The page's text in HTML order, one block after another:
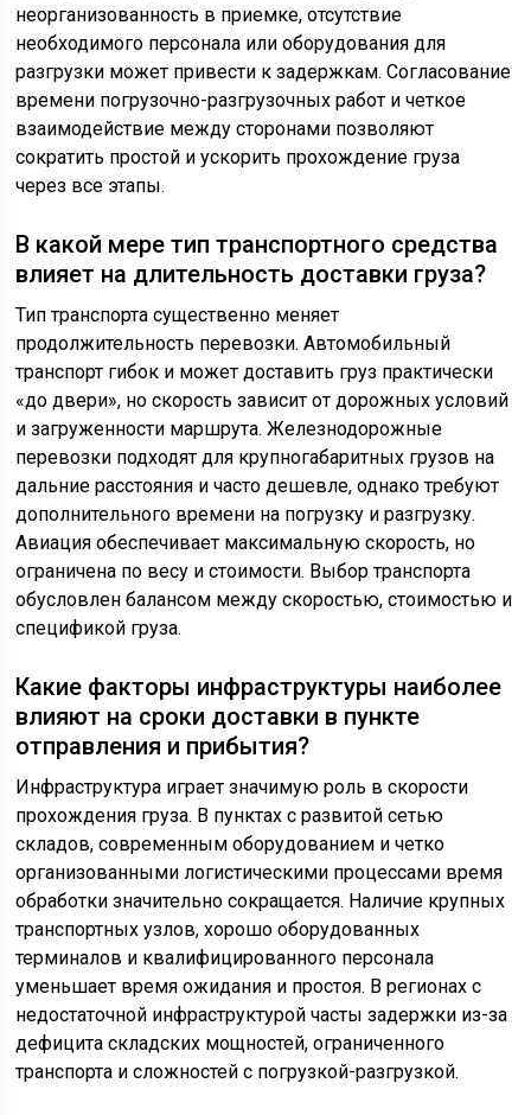
неорганизованность в приемке, отсутствие
необходимого персонала или оборудования для
разгрузки может привести к задержкам. Согласование
времени погрузочно-разгрузочных работ и четкое
взаимодействие между сторонами позволяют
сократить простой и ускорить прохождение груза
через все этапы.
В какой мере тип транспортного средства
влияет на длительность доставки груза?
Тип транспорта существенно меняет
продолжительность перевозки. Автомобильный
транспорт гибок и может доставить груз практически
«до двери», но скорость зависит от дорожных условий
и загруженности маршрута. Железнодорожные
перевозки подходят для крупногабаритных грузов на
дальние расстояния и часто дешевле, однако требуют
дополнительного времени на погрузку и разгрузку.
Авиация обеспечивает максимальную скорость, но
ограничена по весу и стоимости. Выбор транспорта
обусловлен балансом между скоростью, стоимостью и
спецификой груза.
Какие факторы инфраструктуры наиболее
влияют на сроки доставки в пункте
отправления и прибытия?
Инфраструктура играет значимую роль в скорости
прохождения груза. В пунктах с развитой сетью
складов, современным оборудованием и четко
организованными логистическими процессами время
обработки значительно сокращается. Наличие крупных
транспортных узлов, хорошо оборудованных
терминалов и квалифицированного персонала
уменьшает время ожидания и простоя. В регионах с
недостаточной инфраструктурой часты задержки из-за
дефицита складских мощностей, ограниченного
транспорта и сложностей с погрузкой-разгрузкой.